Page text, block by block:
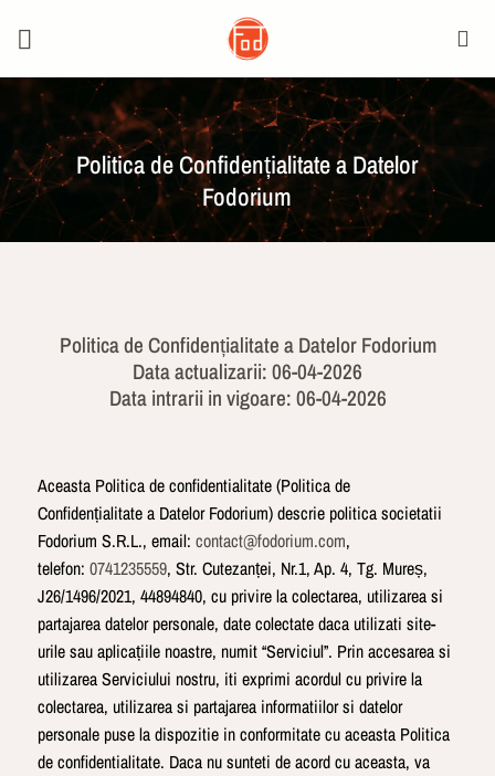
Politica de Confidențialitate a Datelor
Fodorium
Politica de Confidențialitate a Datelor Fodorium
Data actualizarii: 06-04-2026
Data intrarii in vigoare: 06-04-2026
Aceasta Politica de confidentialitate (Politica de
Confidențialitate a Datelor Fodorium) descrie politica societatii
Fodorium S.R.L., email: contact@fodorium.com,
telefon: 0741235559, Str. Cutezanței, Nr.1, Ap. 4, Tg. Mureș,
J26/1496/2021, 44894840, cu privire la colectarea, utilizarea si
partajarea datelor personale, date colectate daca utilizati site-
urile sau aplicațiile noastre, numit “Serviciul”. Prin accesarea si
utilizarea Serviciului nostru, iti exprimi acordul cu privire la
colectarea, utilizarea si partajarea informatiilor si datelor
personale puse la dispozitie in conformitate cu aceasta Politica
de confidentialitate. Daca nu sunteti de acord cu aceasta, va